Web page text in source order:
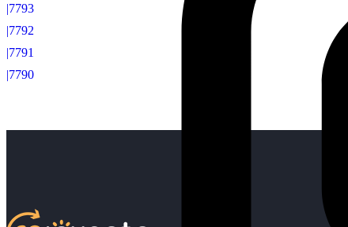
|7793
|7792
|7791
|7790